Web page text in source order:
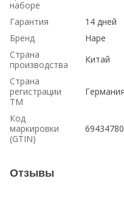
наборе
Гарантия
14 дней
Бренд
Hape
Страна
производства
Китай
Страна
регистрации
ТМ
Германия
Код
маркировки
(GTIN)
Отзывы